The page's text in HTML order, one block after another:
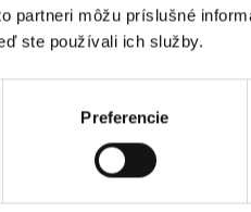
partneri môžu príslušné
ste používali ich služby.
Preferencie